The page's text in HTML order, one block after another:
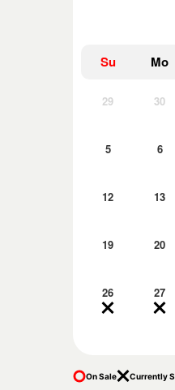
Su Mo
29 30
5 6
12 13
19 20
26 27
On Sale Currently